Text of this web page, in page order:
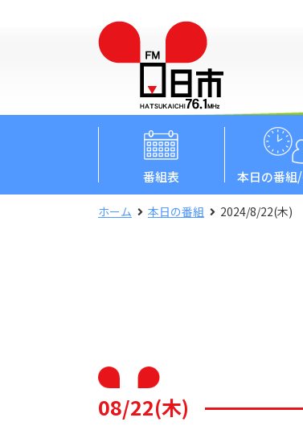
番組表 本日の番組
ホーム 本日の番組 2024/8/22(木)
08/22(木)